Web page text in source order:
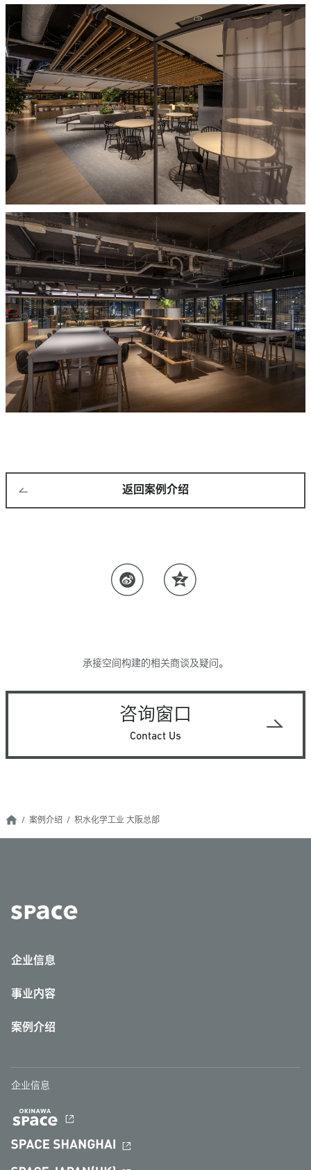
返回案例介绍
承接空间构建的相关商谈及疑问。
咨询窗口
Contact Us
案例介绍 积水化学工业 大阪总部
企业信息
事业内容
案例介绍
企业信息